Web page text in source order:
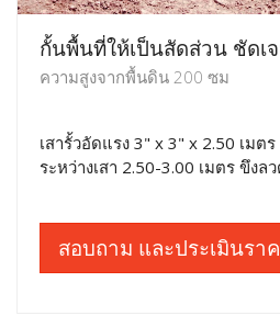
กั้นพื้นที่ให้เป็นสัดส่วน ชัดเ
ความสูงจากพื้นดิน 200 ซม
เสารั้วอัดแรง 3" x 3" x 2.50 เมต
ระหว่างเสา 2.50-3.00 เมตร ขึง
สอบถาม และประเมินรา